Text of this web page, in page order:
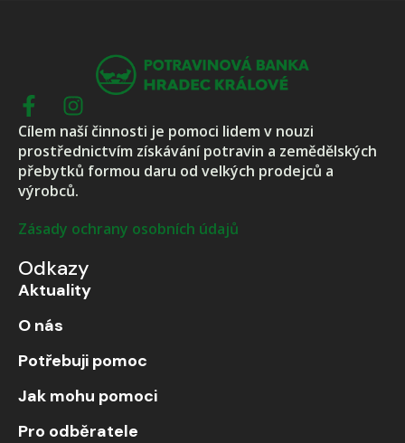
Cílem naší činnosti je pomoci lidem v nouzi
prostřednictvím získávání potravin a zemědělských
přebytků formou daru od velkých prodejců a
výrobců.
Zásady ochrany osobních údajů
Odkazy
Aktuality
O nás
Potřebuji pomoc
Jak mohu pomoci
Pro odběratele